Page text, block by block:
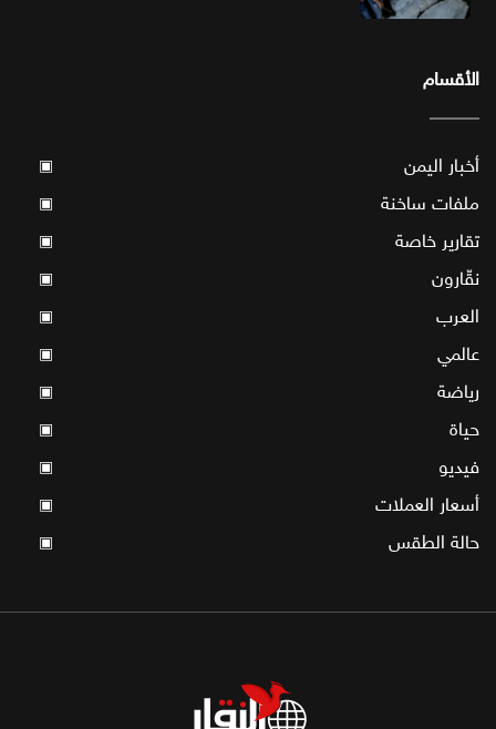
الأقسام
أخبار اليمن ▣
ملفات ساخنة ▣
تقارير خاصة ▣
نقّارون ▣
العرب ▣
عالمي ▣
رياضة ▣
حياة ▣
فيديو ▣
أسعار العملات ▣
حالة الطقس ▣